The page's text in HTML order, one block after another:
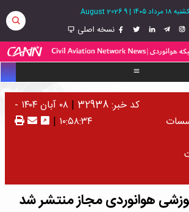
۱۸ مرداد ۱۴۰۵ |
9 August 2026
نسخه اصلی
کد خبر: 32938 |
۰۸ آبان ۱۴۰۴ -
۱۰:۵۸:۳۴ |
هوانوردی مجاز منتشر شد